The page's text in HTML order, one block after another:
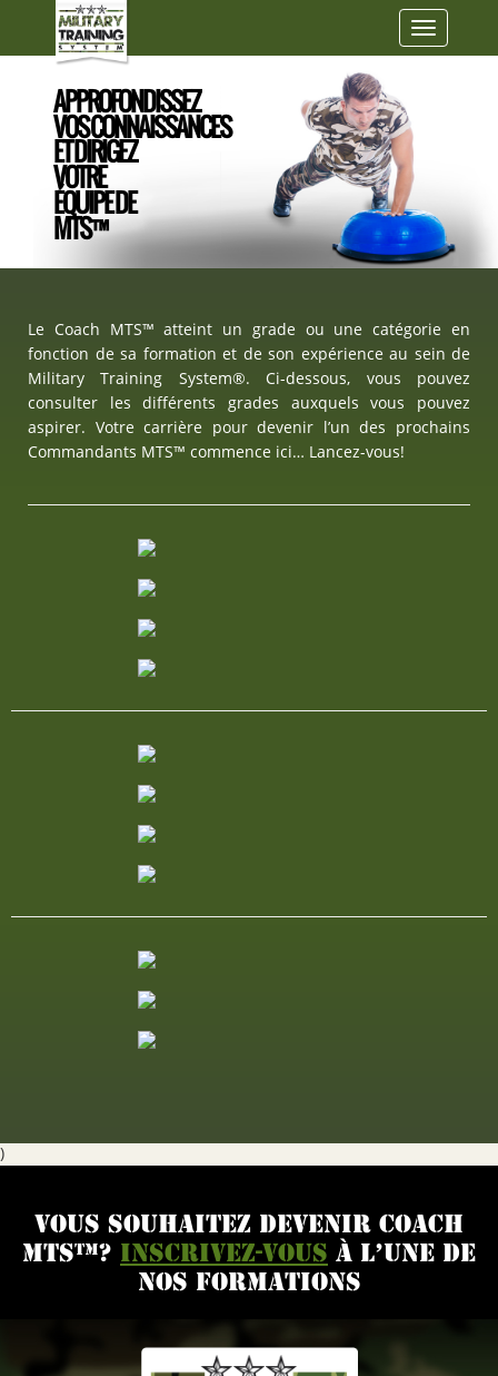
Toggle
APPROFONDISSEZ
VOS CONNAISSANCES
ET DIRIGEZ
VOTRE
ÉQUIPE DE
MTS™
Le Coach MTS™ atteint un grade ou une catégorie en
fonction de sa formation et de son expérience au sein de
Military Training System®. Ci-dessous, vous pouvez
consulter les différents grades auxquels vous pouvez
aspirer. Votre carrière pour devenir l’un des prochains
Commandants MTS™ commence ici… Lancez-vous!
)
VOUS SOUHAITEZ DEVENIR COACH
MTS™?
INSCRIVEZ-VOUS À L’UNE DE
NOS FORMATIONS